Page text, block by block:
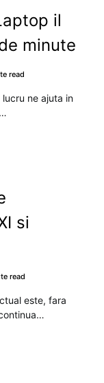
il
minute
read
ne ajuta in
si
read
este, fara